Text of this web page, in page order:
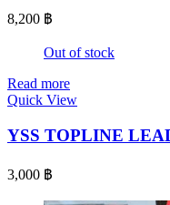
8,200 ฿
Out of stock
Read more
Quick View
YSS TOPLINE
3,000 ฿